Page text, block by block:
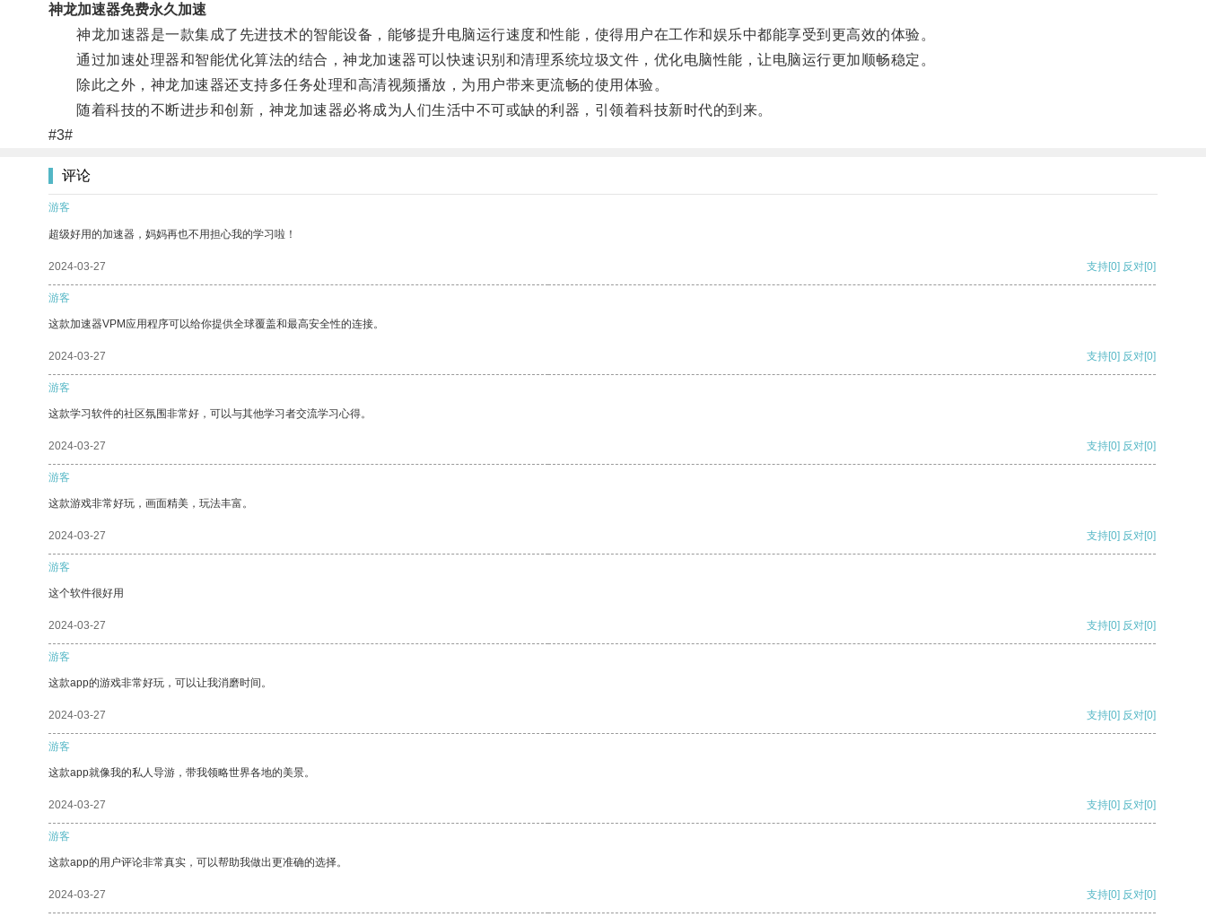
神龙加速器免费永久加速
神龙加速器是一款集成了先进技术的智能设备，能够提升电脑运行速度和性能，使得用户在工作和娱乐中都能享受到更高效的体验。
通过加速处理器和智能优化算法的结合，神龙加速器可以快速识别和清理系统垃圾文件，优化电脑性能，让电脑运行更加顺畅稳定。
除此之外，神龙加速器还支持多任务处理和高清视频播放，为用户带来更流畅的使用体验。
随着科技的不断进步和创新，神龙加速器必将成为人们生活中不可或缺的利器，引领着科技新时代的到来。
#3#
评论
游客
超级好用的加速器，妈妈再也不用担心我的学习啦！
2024-03-27 支持[0] 反对[0]
游客
这款加速器VPM应用程序可以给你提供全球覆盖和最高安全性的连接。
2024-03-27 支持[0] 反对[0]
游客
这款学习软件的社区氛围非常好，可以与其他学习者交流学习心得。
2024-03-27 支持[0] 反对[0]
游客
这款游戏非常好玩，画面精美，玩法丰富。
2024-03-27 支持[0] 反对[0]
游客
这个软件很好用
2024-03-27 支持[0] 反对[0]
游客
这款app的游戏非常好玩，可以让我消磨时间。
2024-03-27 支持[0] 反对[0]
游客
这款app就像我的私人导游，带我领略世界各地的美景。
2024-03-27 支持[0] 反对[0]
游客
这款app的用户评论非常真实，可以帮助我做出更准确的选择。
2024-03-27 支持[0] 反对[0]